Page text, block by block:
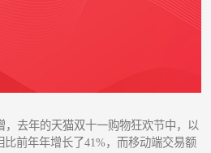
，去年的天猫双十一购物狂欢节中，以
比前年年增长了41%，而移动端交易额